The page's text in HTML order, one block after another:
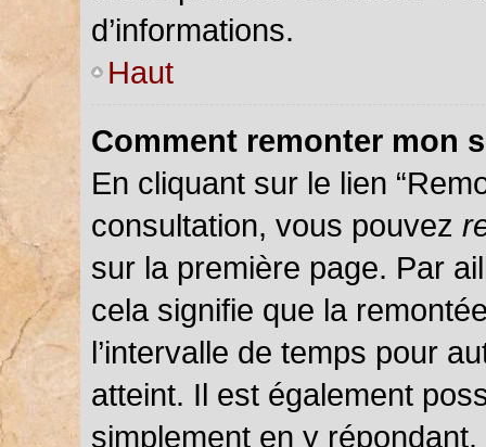
d’informations.
Haut
Comment remonter mon
En cliquant sur le lien
consultation, vous pouvez
sur la première page. Par
cela signifie que la
l’intervalle de temps pour
atteint. Il est également
simplement en y